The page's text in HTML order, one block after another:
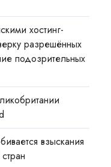
хостинг-
разрешённых
подозрительных
взыскания